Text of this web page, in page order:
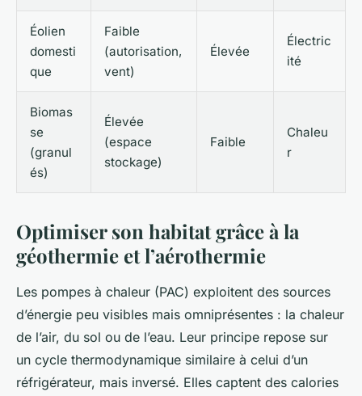
Éolien
domesti
que
Faible
(autorisation,
vent)
Élevée
Électric
ité
Biomas
se
(granul
és)
Élevée
(espace
stockage)
Faible
Chaleu
r
Optimiser son habitat grâce à la
géothermie et l’aérothermie
Les pompes à chaleur (PAC) exploitent des sources
d’énergie peu visibles mais omniprésentes : la chaleur
de l’air, du sol ou de l’eau. Leur principe repose sur
un cycle thermodynamique similaire à celui d’un
réfrigérateur, mais inversé. Elles captent des calories